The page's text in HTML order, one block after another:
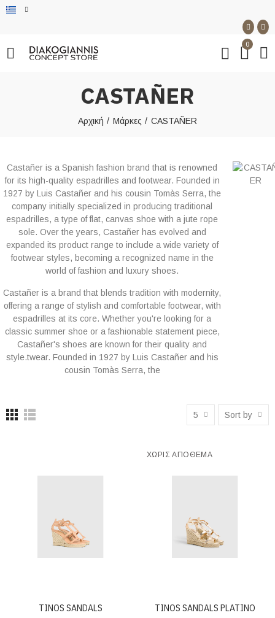
0
CASTAÑER
Αρχική Μάρκες CASTAÑER
Castañer is a Spanish fashion brand that is renowned
for its high-quality espadrilles and footwear. Founded in
1927 by Luis Castañer and his cousin Tomàs Serra, the
company initially specialized in producing traditional
espadrilles, a type of flat, canvas shoe with a jute rope
sole. Over the years, Castañer has evolved and
expanded its product range to include a wide variety of
footwear styles, becoming a recognized name in the
world of fashion and luxury shoes.
Castañer is a brand that blends tradition with modernity,
offering a range of stylish and comfortable footwear, with
espadrilles at its core. Whether you're looking for a
classic summer shoe or a fashionable statement piece,
Castañer's shoes are known for their quality and
style.twear. Founded in 1927 by Luis Castañer and his
cousin Tomàs Serra, the
5 Sort by
TINOS SANDALS
ΧΩΡΊΣ ΑΠΌΘΕΜΑ
TINOS SANDALS PLATINO